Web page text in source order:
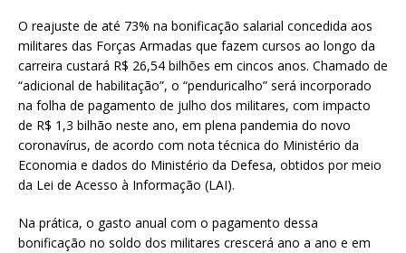
O reajuste de até 73% na bonificação salarial concedida aos
militares das Forças Armadas que fazem cursos ao longo da
carreira custará R$ 26,54 bilhões em cincos anos. Chamado de
“adicional de habilitação”, o “penduricalho” será incorporado
na folha de pagamento de julho dos militares, com impacto
de R$ 1,3 bilhão neste ano, em plena pandemia do novo
coronavírus, de acordo com nota técnica do Ministério da
Economia e dados do Ministério da Defesa, obtidos por meio
da Lei de Acesso à Informação (LAI).
Na prática, o gasto anual com o pagamento dessa
bonificação no soldo dos militares crescerá ano a ano e em